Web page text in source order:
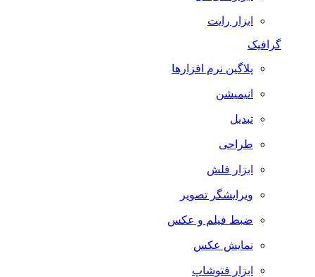
ابزار رایت
گرافیک
پلاگین نرم افزارها
انیمیشن
تبدیل
طراحی
ابزار فلش
ویرایشگر تصویر
ضبط فيلم و عكس
نمایش عکس
ابزار فتوشاپ